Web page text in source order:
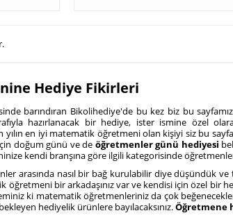
Hediye Fikirleri
barındıran Bikolihediye'de bu kez biz bu
hazırlanacak bir hediye, ister ismine özel
yılın en iyi matematik öğretmeni olan kişiyi siz bu
doğum günü ve de öğretmenler günü hediyesi
kendi branşına göre ilgili kategorisinde
arasında nasıl bir bağ kurulabilir diye düşündük
öğretmeni bir arkadaşınız var ve kendisi için özel
ki matematik öğretmenleriniz da çok
hediyelik ürünlere bayılacaksınız.Öğretmene